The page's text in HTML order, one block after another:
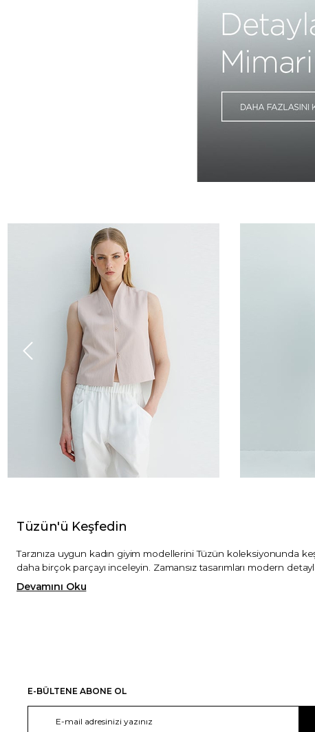
Tüzün'ü Keşfedin
Tarzınıza uygun kadın giyim modellerini Tüzün koleksiyonunda
daha birçok parçayı inceleyin. Zamansız tasarımları modern
Devamını Oku
E-BÜLTENE ABONE OL